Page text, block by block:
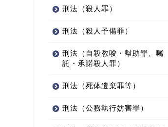
刑法（殺人罪）
刑法（殺人予備罪）
刑法（自殺教唆・幇助罪、嘱
託・承諾殺人罪）
刑法（死体遺棄罪等）
刑法（公務執行妨害罪）